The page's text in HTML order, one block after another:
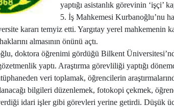
yaptığı asistanlık görevinin ‘işçi’
5. İş Mahkemesi Kurbanoğlu’nu
kararı temyiz etti. Yargıtay yerel mahkemenin
almasının önünü açtı.
doktora öğrenimi gördüğü Bilkent Üniversitesi’nde
yaptı. Araştırma görevliliği yaptığı
veri toplamak, öğrencilerin
bilgileri düzenlemek, fotokopi çekmek,
idari işler gibi görevleri yerine getirdi. Düşük